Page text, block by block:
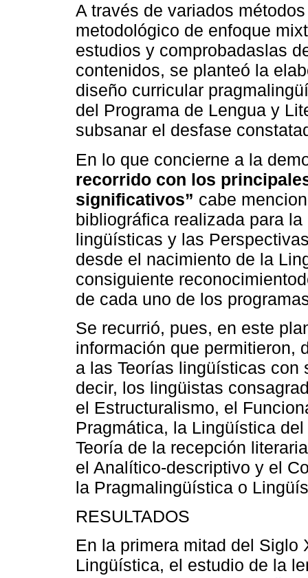
A través de variados
metodológico de enfoque
estudios y comprobadaslas
contenidos, se planteó la
diseño curricular
del Programa de Lengua y
subsanar el desfase
En lo que concierne a la
recorrido con los
significativos” cabe
bibliográfica realizada para
lingüísticas y las
desde el nacimiento de la
consiguiente
de cada uno de los
Se recurrió, pues, en este
información que permitieron,
a las Teorías lingüísticas con
decir, los lingüistas
el Estructuralismo, el
Pragmática, la Lingüística
Teoría de la recepción
el Analítico-descriptivo y el
la Pragmalingüística o
RESULTADOS
En la primera mitad del Siglo
Lingüística, el estudio de la